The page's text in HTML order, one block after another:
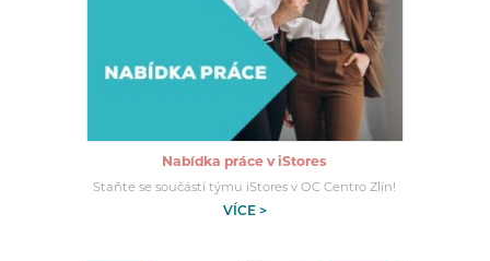
Nabídka práce v iStores
Staňte se součástí týmu iStores v OC Centro Zlín!
VÍCE >